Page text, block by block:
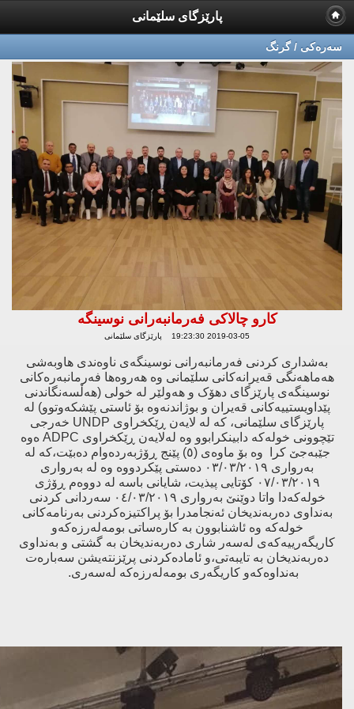
پارێزگای سلێمانی
سه‌ره‌كی / گرنگ
کارو چالاکی فەرمانبەرانی نوسینگە
2019-03-05 19:23:30 پارێزگای سلێمانی
بەشداری کردنی فەرمانبەرانی نوسینگەی ناوەندی هاوبەشی
هەماهەنگی قەیرانەکانی سلێمانی وە هەروەها فەرمانبەرەکانی
نوسینگەی پارێزگای دهۆک و هەولێر لە خولی (هەڵسەنگاندنی
پێداویستییەکانی قەیران و بوژاندنەوە بۆ ئاستی پێشکەوتوو) لە
پارێزگای سلێمانی، کە لە لایەن ڕێکخراوی UNDP خەرجی
تێچوونی خولەکە دابینکرابوو وە لەلایەن ڕێکخراوی ADPC ەوە
جێبەجێ کرا وە بۆ ماوەی (٥) پێنج ڕۆژبەردەوام دەبێت،کە لە
بەرواری ٠٣/٠٣/٢٠١٩ دەستی پێکردووە وە لە بەرواری
٠٧/٠٣/٢٠١٩ کۆتایی پیذیت، شایانی باسە لە دووەم ڕۆژی
خولەکەدا واتا دوێنێ بەرواری ٠٤/٠٣/٢٠١٩ سەردانی کردنی
بەنداوی دەربەندیخان ئەنجامدرا بۆ پراکتیزەکردنی بەرنامەکانی
خولەکە وە ئاشنابوون بە کارەساتی بومەلەرزەکەو
کاریگەرییەکەی لەسەر شاری دەربەندیخان بە گشتی و بەنداوی
دەربەندیخان بە تایبەتی،و ئامادەکردنی پرێزنتەیشن سەبارەت
بەنداوەکەو کاریگەری بومەلەرزەکە لەسەری.